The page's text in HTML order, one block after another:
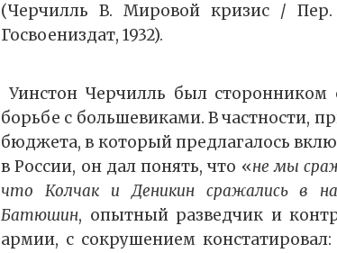
(Черчилль В. Мировой кризис /
Госвоениздат, 1932).
Уинстон Черчилль был
борьбе с большевиками. В частности,
бюджета, в который предлагалось
в России, он дал понять, что «не мы
что Колчак и Деникин сражались в
Батюшин, опытный разведчик и
армии, с сокрушением